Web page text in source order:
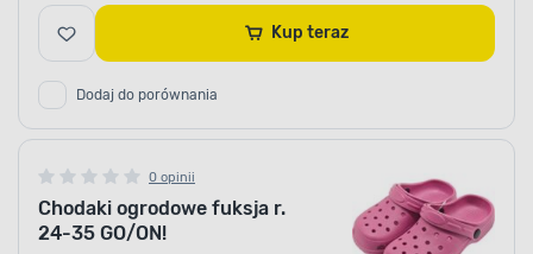
Kup teraz
Dodaj do porównania
0 opinii
Chodaki ogrodowe fuksja r.
24-35 GO/ON!